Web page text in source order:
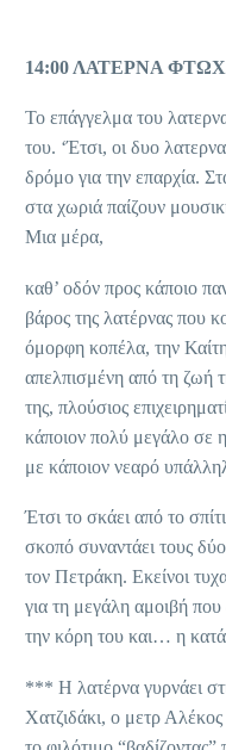
14:00 ΛΑΤΕΡΝΑ
Το επάγγελμα του
του. ‘Έτσι, οι δυο
δρόμο για την επαρχία.
στα χωριά παίζουν
Μια μέρα,
καθ’ οδόν προς κάποιο
βάρος της λατέρνας που
όμορφη κοπέλα, την
απελπισμένη από τη ζωή
της, πλούσιος
κάποιον πολύ μεγάλο σε
με κάποιον νεαρό
Έτσι το σκάει από το
σκοπό συναντάει τους
τον Πετράκη. Εκείνοι
για τη μεγάλη αμοιβή που
την κόρη του και… η
*** Η λατέρνα γυρνάει
Χατζιδάκι, ο μετρ